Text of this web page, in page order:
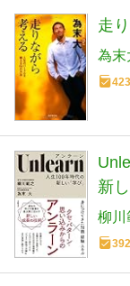
走
為末
423
新
柳川
392